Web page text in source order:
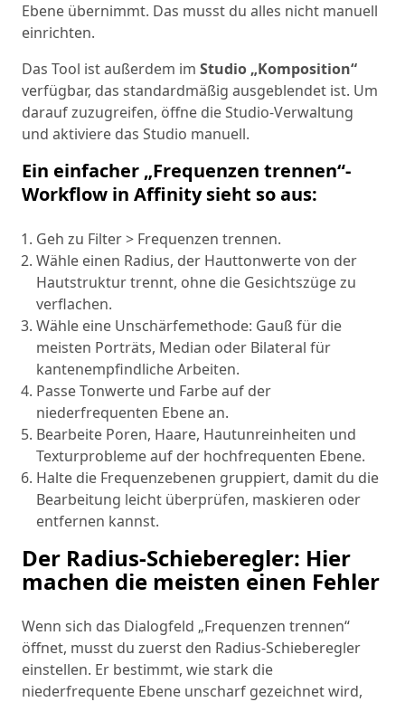
Ebene übernimmt. Das musst du alles nicht manuell
einrichten.
Das Tool ist außerdem im Studio „Komposition“
verfügbar, das standardmäßig ausgeblendet ist. Um
darauf zuzugreifen, öffne die Studio-Verwaltung
und aktiviere das Studio manuell.
Ein einfacher „Frequenzen trennen“-
Workflow in Affinity sieht so aus:
Geh zu Filter > Frequenzen trennen.
Wähle einen Radius, der Hauttonwerte von der
Hautstruktur trennt, ohne die Gesichtszüge zu
verflachen.
Wähle eine Unschärfemethode: Gauß für die
meisten Porträts, Median oder Bilateral für
kantenempfindliche Arbeiten.
Passe Tonwerte und Farbe auf der
niederfrequenten Ebene an.
Bearbeite Poren, Haare, Hautunreinheiten und
Texturprobleme auf der hochfrequenten Ebene.
Halte die Frequenzebenen gruppiert, damit du die
Bearbeitung leicht überprüfen, maskieren oder
entfernen kannst.
Der Radius-Schieberegler: Hier
machen die meisten einen Fehler
Wenn sich das Dialogfeld „Frequenzen trennen“
öffnet, musst du zuerst den Radius-Schieberegler
einstellen. Er bestimmt, wie stark die
niederfrequente Ebene unscharf gezeichnet wird,